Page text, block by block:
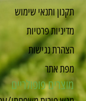
ותנאי שימוש
פרטיות
נגישות
אתר
פופולריים